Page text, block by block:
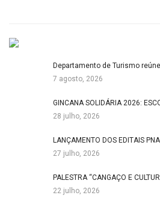
Departamento de Turismo
7 agosto, 2026
GINCANA SOLIDÁRIA 2026:
28 julho, 2026
LANÇAMENTO DOS EDITAIS
27 julho, 2026
PALESTRA “CANGAÇO E
22 julho, 2026